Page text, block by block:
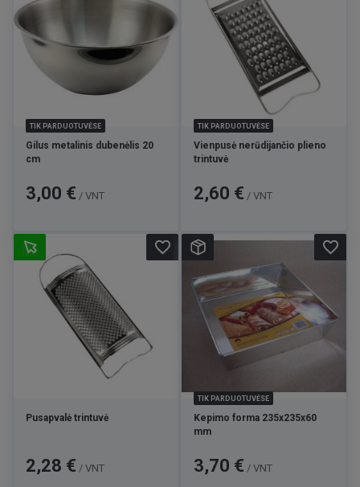
TIK PARDUOTUVĖSE
Gilus metalinis dubenėlis 20
cm
Kaina
3,00 € / VNT
TIK PARDUOTUVĖSE
Vienpusė nerūdijančio plieno
trintuvė
Kaina
2,60 € / VNT
Pusapvalė trintuvė
Kaina
2,28 € / VNT
favorite_border
TIK PARDUOTUVĖSE
Kepimo forma 235x235x60
mm
Kaina
3,70 € / VNT
favorite_border